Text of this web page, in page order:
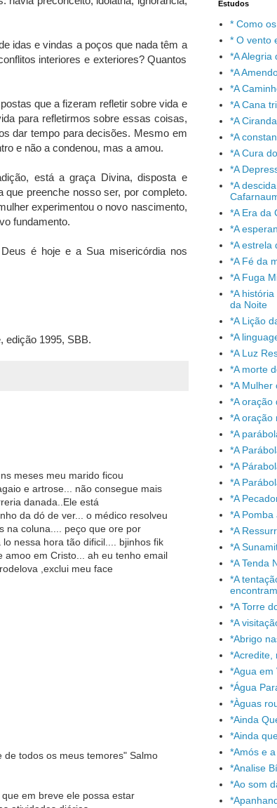
idas e vindas a poços que nada têm a
interiores e exteriores? Quantos
que a fizeram refletir sobre vida e
para refletirmos sobre essas coisas,
dar tempo para decisões. Mesmo em
e não a condenou, mas a amou.
está a graça Divina, disposta e
preenche nosso ser, por completo.
experimentou o novo nascimento,
fundamento.
é hoje e a Sua misericórdia nos
edição 1995, SBB.
meses meu marido ficou
e artrose... não consegue mais
danada..Ele está
da dó de ver... o médico resolveu
na coluna.... peço que ore por
nessa hora tão dificil.... bjinhos fik
amoo em Cristo... ah eu tenho email
,exclui meu face
todos os meus temores" Salmo
em breve ele possa estar
Estudos
* Como os
* O vento
*A Alegria
*A
*A
*A Cana
*A
*A
*A Cura
*A
*A
*A Era da
*A
*A estrela
*A Fé da
*A Fuga
*A
da Noite
*A Lição
*A
*A Luz
*A morte
*A Mulher
*A oração
*A oração
*A
*A
*A
*A
*A
*A
*A
*A
*A Tenda
*A
*A Torre
*A
*Abrigo
*Acredite,
*Agua em
*Água
*Àguas
*Ainda
*Ainda
*Amós e
*Analise
*Ao som